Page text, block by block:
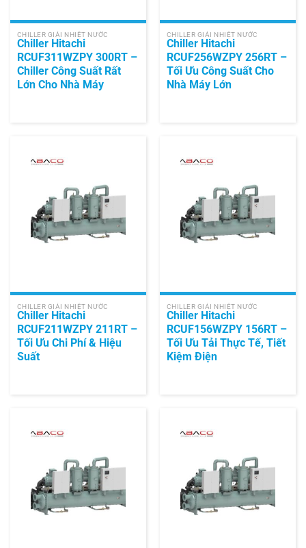
CHILLER GIẢI NHIỆT NƯỚC
Chiller Hitachi
RCUF311WZPY 300RT –
Chiller Công Suất Rất
Lớn Cho Nhà Máy
CHILLER GIẢI NHIỆT NƯỚC
Chiller Hitachi
RCUF256WZPY 256RT –
Tối Ưu Công Suất Cho
Nhà Máy Lớn
CHILLER GIẢI NHIỆT NƯỚC
Chiller Hitachi
RCUF211WZPY 211RT –
Tối Ưu Chi Phí & Hiệu
Suất
CHILLER GIẢI NHIỆT NƯỚC
Chiller Hitachi
RCUF156WZPY 156RT –
Tối Ưu Tải Thực Tế, Tiết
Kiệm Điện